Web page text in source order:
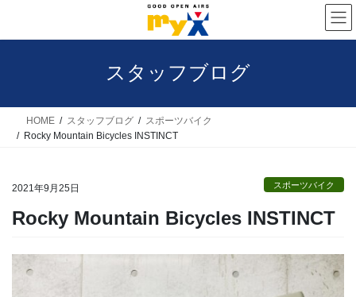
スタッフブログ
HOME スタッフブログ
スポーツバイク
Rocky Mountain Bicycles INSTINCT
2021年9月25日 スポーツバイク
Rocky Mountain Bicycles INSTINCT